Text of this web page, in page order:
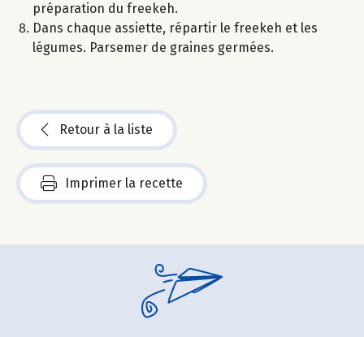
préparation du freekeh.
Dans chaque assiette, répartir le freekeh et les
légumes. Parsemer de graines germées.
Retour à la liste
Imprimer la recette